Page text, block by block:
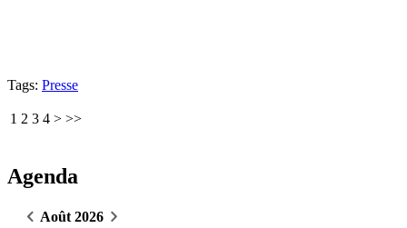
Tags: Presse
1 2 3 4 > >>
Agenda
Août 2026